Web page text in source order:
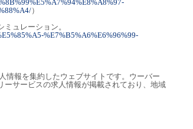
）
ュレーション。
%E7%B5%A6%E6%96%99-
情報を集約したウェブサイトです。ウーバー
サービスの求人情報が掲載されており、地域